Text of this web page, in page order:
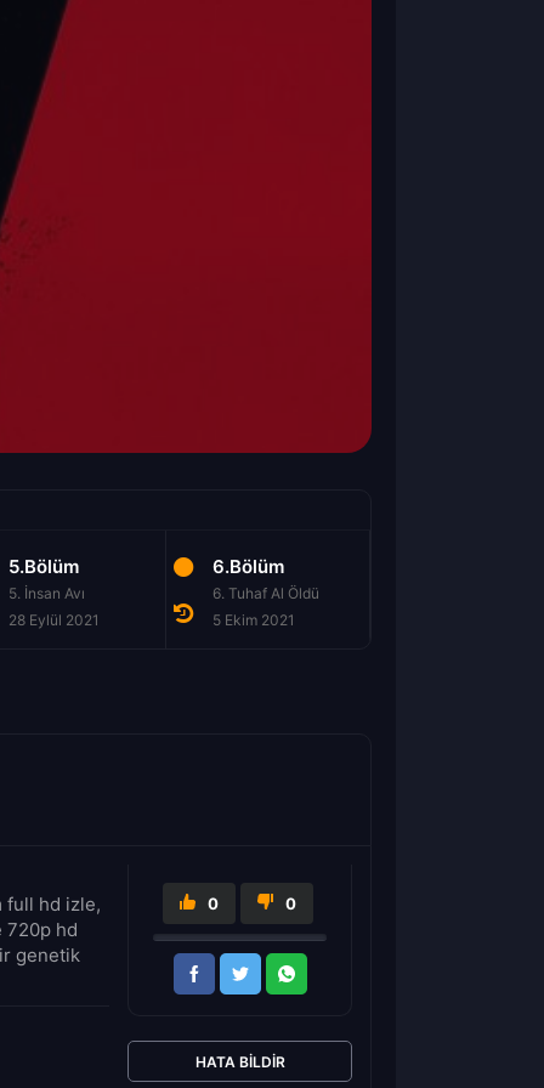
5.Bölüm
5. İnsan Avı
28 Eylül 2021
6.Bölüm
6. Tuhaf Al Öldü
5 Ekim 2021
full hd izle,
720p hd
genetik
0 0
HATA BILDIR